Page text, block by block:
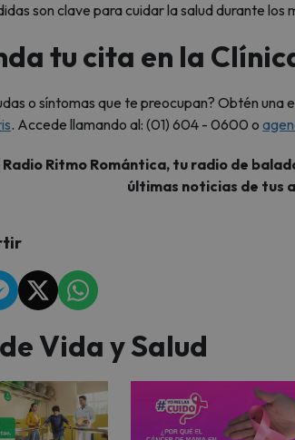
son clave para cuidar la salud durante
tu cita en la
o síntomas que te preocupan? Obtén
. Accede llamando al: (01) 604 - 0600 o
Radio Ritmo Romántica, tu radio de
últimas noticias de tus
Vida y Salud